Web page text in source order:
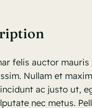
felis auctor
Nullam et
ac justo ut,
nec metus.